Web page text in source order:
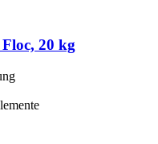
20 kg